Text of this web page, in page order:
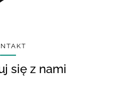
się z nami